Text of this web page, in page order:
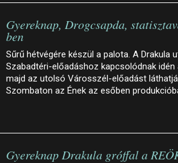
Gyereknap, Drogcsapda,
ben
Sűrű hétvégére készül a palota. A Drakula
Szabadtéri-előadáshoz kapcsolódnak idén
majd az utolsó Városszél-előadást
Szombaton az Ének az esőben
Gyereknap Drakula gróffal a